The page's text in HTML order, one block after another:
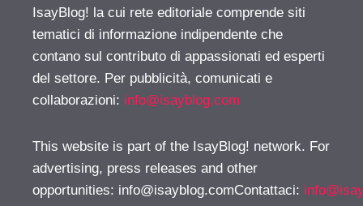
IsayBlog! la cui rete editoriale comprende siti
tematici di informazione indipendente che
contano sul contributo di appassionati ed esperti
del settore. Per pubblicità, comunicati e
collaborazioni: info@isayblog.com
This website is part of the IsayBlog! network. For
advertising, press releases and other
opportunities: info@isayblog.comContattaci: